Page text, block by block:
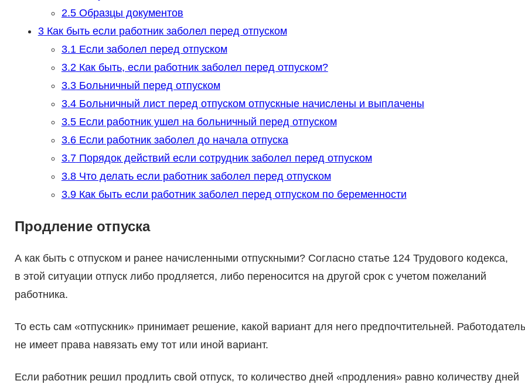
2.5Образцы документов
3Как быть если работник заболел перед отпуском
3.1Если заболел перед отпуском
3.2Как быть, если работник заболел перед отпуском?
3.3Больничный перед отпуском
3.4Больничный лист перед отпуском отпускные начислены и выплачены
3.5Если работник ушел на больничный перед отпуском
3.6Если работник заболел до начала отпуска
3.7Порядок действий если сотрудник заболел перед отпуском
3.8Что делать если работник заболел перед отпуском
3.9Как быть если работник заболел перед отпуском по беременности
Продление отпуска
А как быть с отпуском и ранее начисленными отпускными? Согласно статье 124 Трудового кодекса,
в этой ситуации отпуск либо продляется, либо переносится на другой срок с учетом пожеланий
работника.
То есть сам «отпускник» принимает решение, какой вариант для него предпочтительней. Работодатель
не имеет права навязать ему тот или иной вариант.
Если работник решил продлить свой отпуск, то количество дней «продления» равно количеству дней